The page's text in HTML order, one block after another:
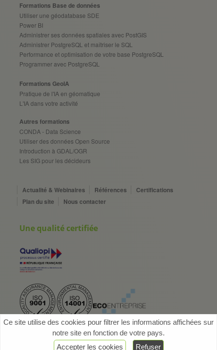
Ce site utilise des cookies pour filtrer les informations affichées sur
notre site en fonction de votre pays.
Accepter les cookies
Refuser
Formations Base de données
Utiliser une géodatabase SDE
Power BI
Administrer ses données spatiales avec PostGIS
Administrer PostgreSQL et maîtriser le SQL
Performance et optimisation de votre base PostgreSQL
Programmer avec PostgreSQL
Formations GeoIA
Pratique de l'IA en géomatique
L'IA dans votre activité
Autres formations
CONDA - Data Science
Utiliser des données Open Source
Introduction à GDAL/OGR
Les SIG pour les décideurs
Actualité & Webinaires Références
Certifications
Plan du site
Nous contacter
Une qualité certifiée
arx iT- mentions légales